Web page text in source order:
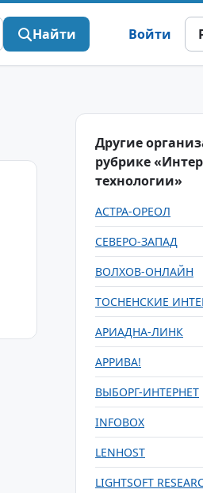
Найти Войти
Другие
рубрике
технологии»
АСТРА-ОРЕОЛ
СЕВЕРО-ЗАПАД
ВОЛХОВ-ОНЛАЙН
ТОСНЕНСКИЕ
АРИАДНА-ЛИНК
АРРИВА!
ВЫБОРГ-ИНТЕРНЕТ
INFOBOX
LENHOST
LIGHTSOFT